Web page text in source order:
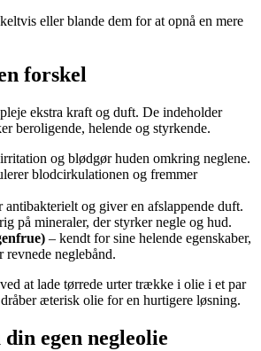
eller blande dem for at opnå en mere
forskel
ekstra kraft og duft. De indeholder
beroligende, helende og styrkende.
og blødgør huden omkring neglene.
blodcirkulationen og fremmer
antibakterielt og giver en afslappende duft.
på mineraler, der styrker negle og hud.
– kendt for sine helende egenskaber,
neglebånd.
at lade tørrede urter trække i olie i et par
æterisk olie for en hurtigere løsning.
egen negleolie